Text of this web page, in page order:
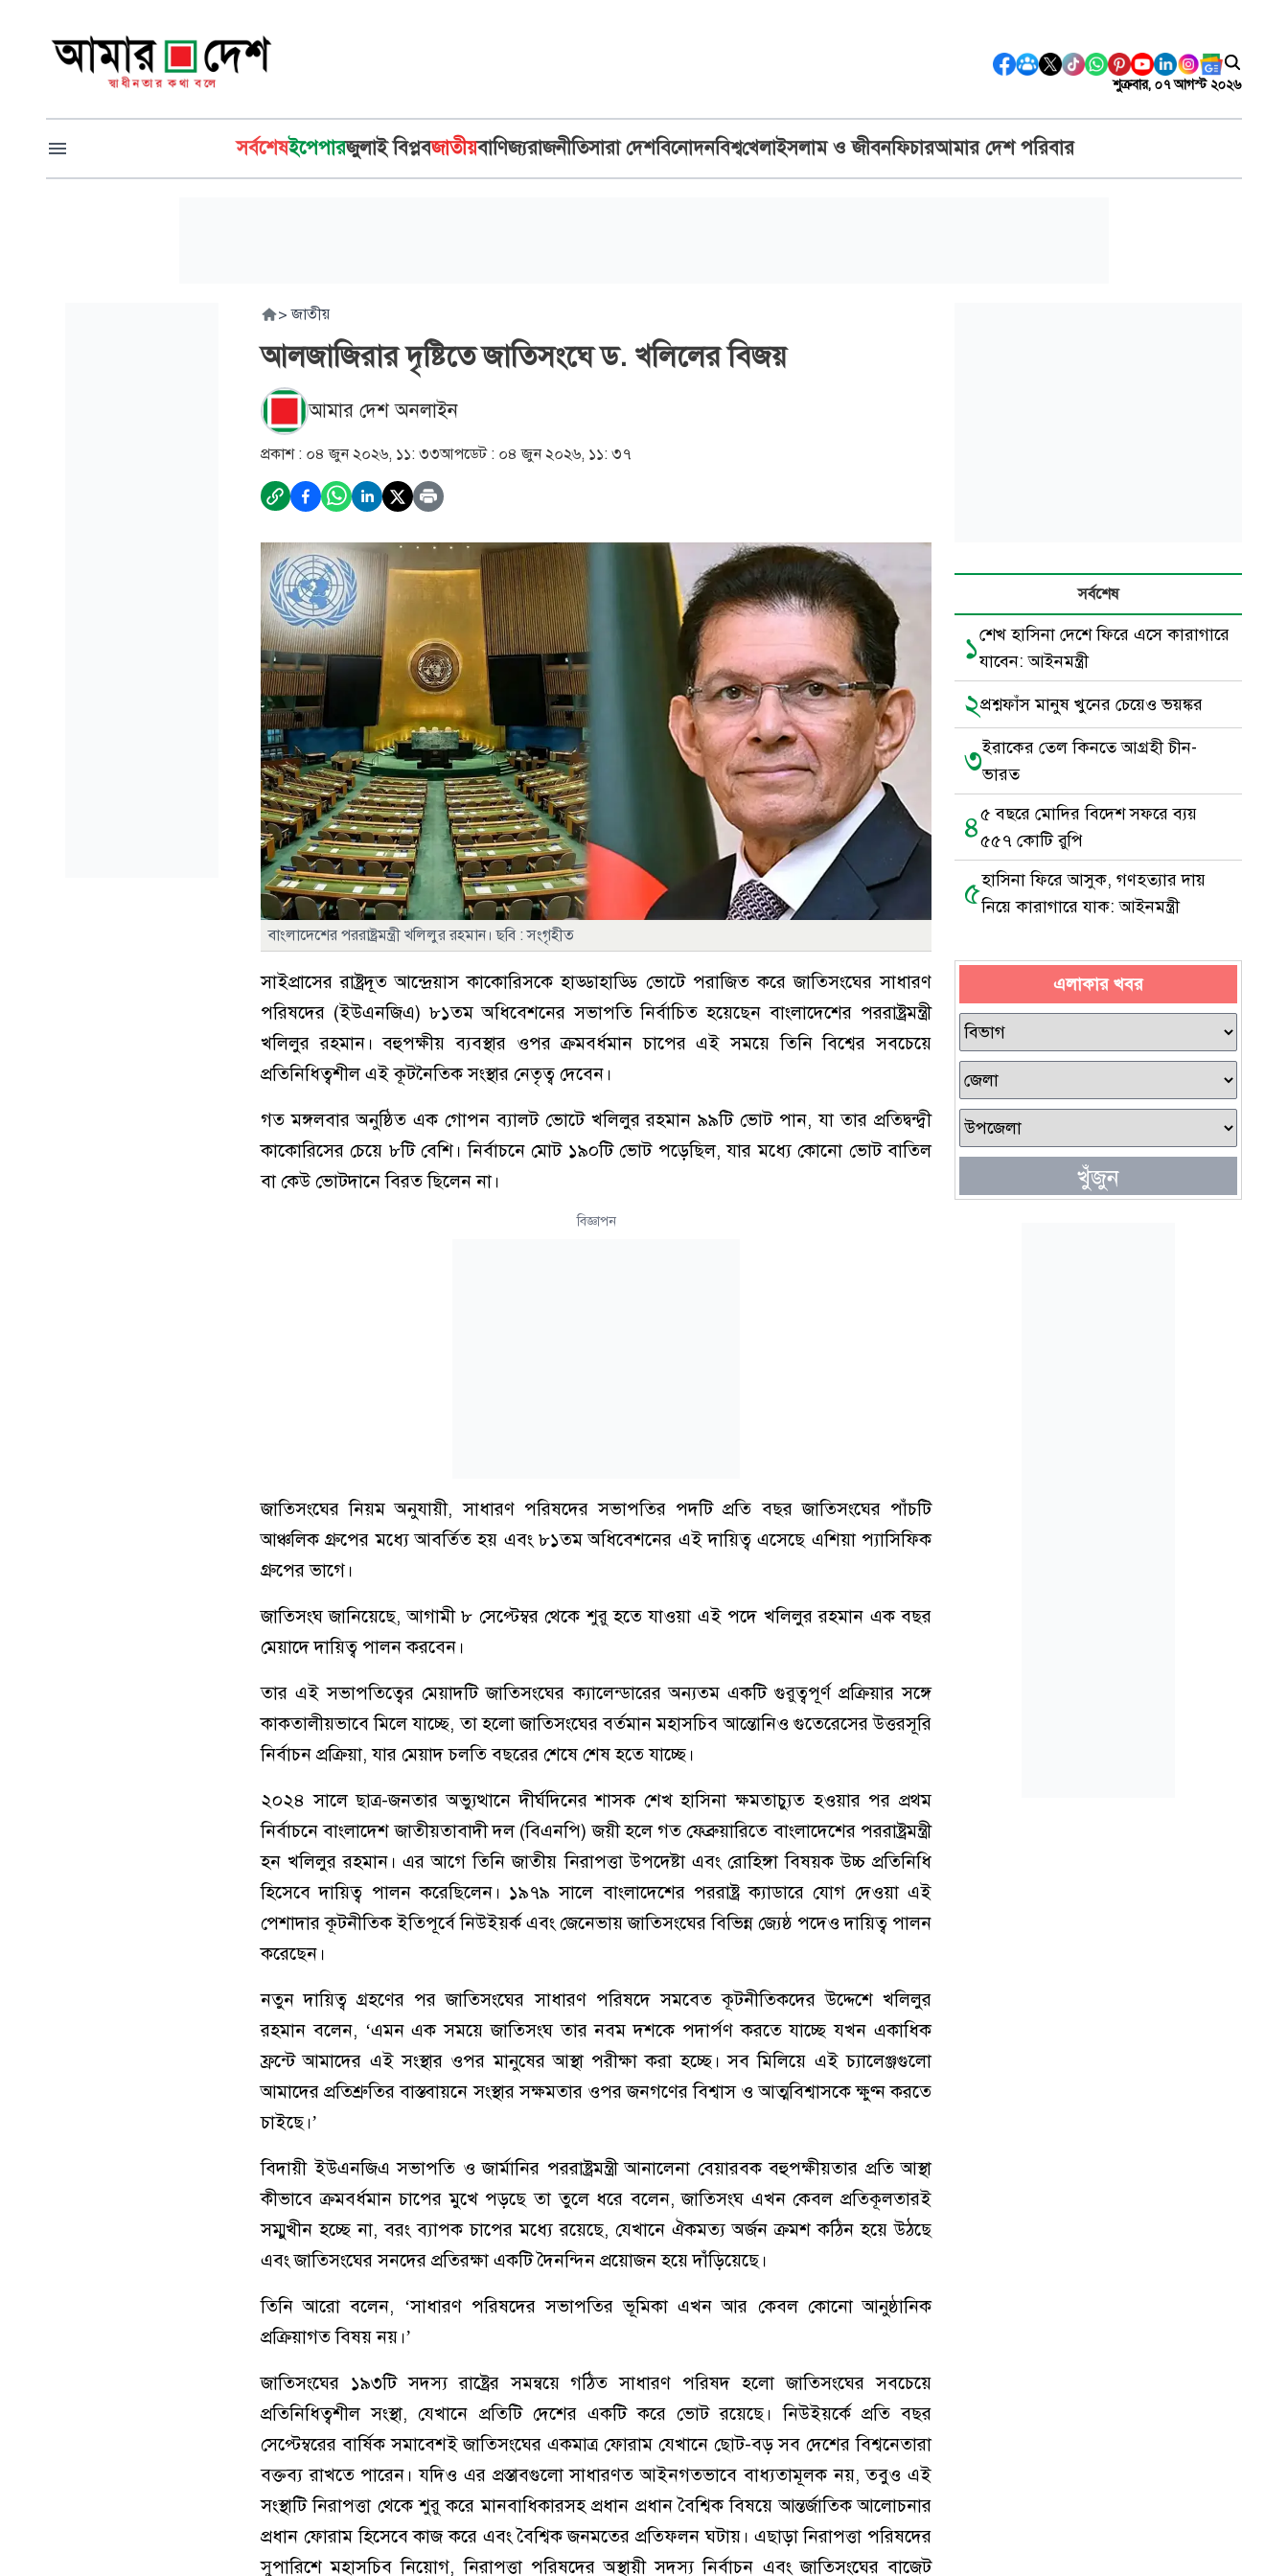
শুক্রবার, ০৭ আগস্ট ২০২৬
সর্বশেষইপেপারজুলাই বিপ্লবজাতীয়বাণিজ্যরাজনীতিসারা দেশবিনোদনবিশ্বখেলাইসলাম ও জীবনফিচারআমার দেশ পরিবার
> জাতীয়
আলজাজিরার দৃষ্টিতে জাতিসংঘে ড. খলিলের বিজয়
আমার দেশ অনলাইন
প্রকাশ : ০৪ জুন ২০২৬, ১১: ৩৩আপডেট : ০৪ জুন ২০২৬, ১১: ৩৭
বাংলাদেশের পররাষ্ট্রমন্ত্রী খলিলুর রহমান। ছবি : সংগৃহীত
সাইপ্রাসের রাষ্ট্রদূত আন্দ্রেয়াস কাকোরিসকে হাড্ডাহাড্ডি ভোটে পরাজিত করে জাতিসংঘের সাধারণ
পরিষদের (ইউএনজিএ) ৮১তম অধিবেশনের সভাপতি নির্বাচিত হয়েছেন বাংলাদেশের পররাষ্ট্রমন্ত্রী
খলিলুর রহমান। বহুপক্ষীয় ব্যবস্থার ওপর ক্রমবর্ধমান চাপের এই সময়ে তিনি বিশ্বের সবচেয়ে
প্রতিনিধিত্বশীল এই কূটনৈতিক সংস্থার নেতৃত্ব দেবেন।
গত মঙ্গলবার অনুষ্ঠিত এক গোপন ব্যালট ভোটে খলিলুর রহমান ৯৯টি ভোট পান, যা তার প্রতিদ্বন্দ্বী
কাকোরিসের চেয়ে ৮টি বেশি। নির্বাচনে মোট ১৯০টি ভোট পড়েছিল, যার মধ্যে কোনো ভোট বাতিল
বা কেউ ভোটদানে বিরত ছিলেন না।
বিজ্ঞাপন
জাতিসংঘের নিয়ম অনুযায়ী, সাধারণ পরিষদের সভাপতির পদটি প্রতি বছর জাতিসংঘের পাঁচটি
আঞ্চলিক গ্রুপের মধ্যে আবর্তিত হয় এবং ৮১তম অধিবেশনের এই দায়িত্ব এসেছে এশিয়া প্যাসিফিক
গ্রুপের ভাগে।
জাতিসংঘ জানিয়েছে, আগামী ৮ সেপ্টেম্বর থেকে শুরু হতে যাওয়া এই পদে খলিলুর রহমান এক বছর
মেয়াদে দায়িত্ব পালন করবেন।
তার এই সভাপতিত্বের মেয়াদটি জাতিসংঘের ক্যালেন্ডারের অন্যতম একটি গুরুত্বপূর্ণ প্রক্রিয়ার সঙ্গে
কাকতালীয়ভাবে মিলে যাচ্ছে, তা হলো জাতিসংঘের বর্তমান মহাসচিব আন্তোনিও গুতেরেসের উত্তরসূরি
নির্বাচন প্রক্রিয়া, যার মেয়াদ চলতি বছরের শেষে শেষ হতে যাচ্ছে।
২০২৪ সালে ছাত্র-জনতার অভ্যুত্থানে দীর্ঘদিনের শাসক শেখ হাসিনা ক্ষমতাচ্যুত হওয়ার পর প্রথম
নির্বাচনে বাংলাদেশ জাতীয়তাবাদী দল (বিএনপি) জয়ী হলে গত ফেব্রুয়ারিতে বাংলাদেশের পররাষ্ট্রমন্ত্রী
হন খলিলুর রহমান। এর আগে তিনি জাতীয় নিরাপত্তা উপদেষ্টা এবং রোহিঙ্গা বিষয়ক উচ্চ প্রতিনিধি
হিসেবে দায়িত্ব পালন করেছিলেন। ১৯৭৯ সালে বাংলাদেশের পররাষ্ট্র ক্যাডারে যোগ দেওয়া এই
পেশাদার কূটনীতিক ইতিপূর্বে নিউইয়র্ক এবং জেনেভায় জাতিসংঘের বিভিন্ন জ্যেষ্ঠ পদেও দায়িত্ব পালন
করেছেন।
নতুন দায়িত্ব গ্রহণের পর জাতিসংঘের সাধারণ পরিষদে সমবেত কূটনীতিকদের উদ্দেশে খলিলুর
রহমান বলেন, ‘এমন এক সময়ে জাতিসংঘ তার নবম দশকে পদার্পণ করতে যাচ্ছে যখন একাধিক
ফ্রন্টে আমাদের এই সংস্থার ওপর মানুষের আস্থা পরীক্ষা করা হচ্ছে। সব মিলিয়ে এই চ্যালেঞ্জগুলো
আমাদের প্রতিশ্রুতির বাস্তবায়নে সংস্থার সক্ষমতার ওপর জনগণের বিশ্বাস ও আত্মবিশ্বাসকে ক্ষুণ্ন করতে
চাইছে।’
বিদায়ী ইউএনজিএ সভাপতি ও জার্মানির পররাষ্ট্রমন্ত্রী আনালেনা বেয়ারবক বহুপক্ষীয়তার প্রতি আস্থা
কীভাবে ক্রমবর্ধমান চাপের মুখে পড়ছে তা তুলে ধরে বলেন, জাতিসংঘ এখন কেবল প্রতিকূলতারই
সম্মুখীন হচ্ছে না, বরং ব্যাপক চাপের মধ্যে রয়েছে, যেখানে ঐকমত্য অর্জন ক্রমশ কঠিন হয়ে উঠছে
এবং জাতিসংঘের সনদের প্রতিরক্ষা একটি দৈনন্দিন প্রয়োজন হয়ে দাঁড়িয়েছে।
তিনি আরো বলেন, ‘সাধারণ পরিষদের সভাপতির ভূমিকা এখন আর কেবল কোনো আনুষ্ঠানিক
প্রক্রিয়াগত বিষয় নয়।’
জাতিসংঘের ১৯৩টি সদস্য রাষ্ট্রের সমন্বয়ে গঠিত সাধারণ পরিষদ হলো জাতিসংঘের সবচেয়ে
প্রতিনিধিত্বশীল সংস্থা, যেখানে প্রতিটি দেশের একটি করে ভোট রয়েছে। নিউইয়র্কে প্রতি বছর
সেপ্টেম্বরের বার্ষিক সমাবেশই জাতিসংঘের একমাত্র ফোরাম যেখানে ছোট-বড় সব দেশের বিশ্বনেতারা
বক্তব্য রাখতে পারেন। যদিও এর প্রস্তাবগুলো সাধারণত আইনগতভাবে বাধ্যতামূলক নয়, তবুও এই
সংস্থাটি নিরাপত্তা থেকে শুরু করে মানবাধিকারসহ প্রধান প্রধান বৈশ্বিক বিষয়ে আন্তর্জাতিক আলোচনার
প্রধান ফোরাম হিসেবে কাজ করে এবং বৈশ্বিক জনমতের প্রতিফলন ঘটায়। এছাড়া নিরাপত্তা পরিষদের
সুপারিশে মহাসচিব নিয়োগ, নিরাপত্তা পরিষদের অস্থায়ী সদস্য নির্বাচন এবং জাতিসংঘের বাজেট
সর্বশেষ
১শেখ হা‌সিনা দে‌শে ‌ফি‌রে এ‌সে কারাগা‌রে
যা‌বেন: আইনমন্ত্রী
২প্রশ্নফাঁস মানুষ খুনের চেয়েও ভয়ঙ্কর
৩ইরাকের তেল কিনতে আগ্রহী চীন-
ভারত
৪৫ বছরে মোদির বিদেশ সফরে ব্যয়
৫৫৭ কোটি রুপি
৫হাসিনা ফিরে আসুক, গণহত্যার দায়
নিয়ে কারাগারে যাক: আইনমন্ত্রী
এলাকার খবর
খুঁজুন